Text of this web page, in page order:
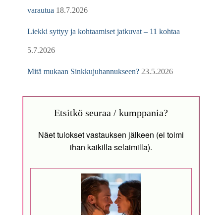
varautua 18.7.2026
Liekki syttyy ja kohtaamiset jatkuvat – 11 kohtaa
5.7.2026
Mitä mukaan Sinkkujuhannukseen? 23.5.2026
Etsitkö seuraa / kumppania?
Näet tulokset vastauksen jälkeen (ei toimi
ihan kaikilla selaimilla).